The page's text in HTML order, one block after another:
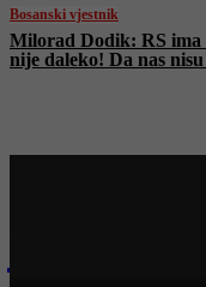
Bosanski vjestnik
Milorad Dodik: RS
nije daleko! Da nas